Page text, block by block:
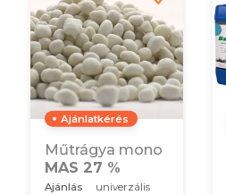
Ajánlatkérés
Műtrágya mono
MAS 27 %
Ajánlás univerzális